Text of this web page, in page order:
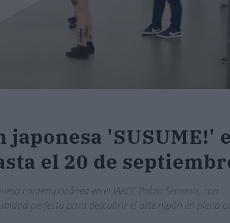
'SUSUME!'
el 20 de
contemporánea en el IAACC Pablo Serrano, con
perfecta para descubrir el arte nipón en pleno